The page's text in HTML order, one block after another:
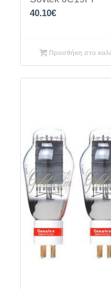
40.10€
Προσθήκη στο